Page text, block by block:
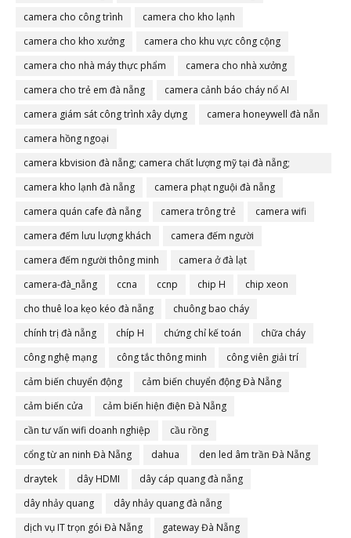
camera cho công trình
camera cho kho lạnh
camera cho kho xưởng
camera cho khu vực công cộng
camera cho nhà máy thực phẩm
camera cho nhà xưởng
camera cho trẻ em đà nẵng
camera cảnh báo cháy nổ AI
camera giám sát công trình xây dựng
camera honeywell đà nẵn
camera hồng ngoại
camera kbvision đà nẵng; camera chất lượng mỹ tại đà nẵng;
camera đà nẵng
camera kho lạnh đà nẵng
camera phạt nguội đà nẵng
camera quán cafe đà nẵng
camera trông trẻ
camera wifi
camera đếm lưu lượng khách
camera đếm người
camera đếm người thông minh
camera ở đà lạt
camera-đà_nẵng
ccna ccnp chip H
chip xeon
cho thuê loa kẹo kéo đà nẵng
chuông bao cháy
chính trị đà nẵng
chíp H chứng chỉ kế toán
chữa cháy
công nghệ mạng
công tắc thông minh
công viên giải trí
cảm biến chuyển động
cảm biến chuyển động Đà Nẵng
cảm biến cửa
cảm biến hiện điện Đà Nẵng
cần tư vấn wifi doanh nghiệp
cầu rồng
cổng từ an ninh Đà Nẵng
dahua
den led âm trần Đà Nẵng
draytek
dây HDMI
dây cáp quang đà nẵng
dây nhảy quang
dây nhảy quang đà nẵng
dịch vụ IT trọn gói Đà Nẵng
gateway Đà Nẵng